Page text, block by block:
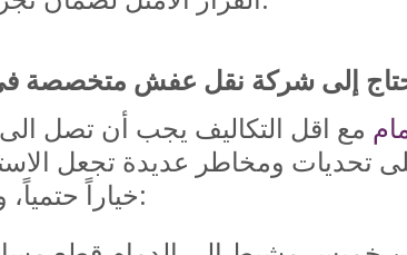
إلى شركة نقل عفش متخصصة
مع اقل التكاليف يجب أن تصل
تحديات ومخاطر عديدة تجعل
خياراً حتمياً، ومن أبرز هذه الأسباب: